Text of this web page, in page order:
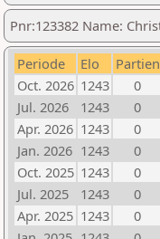
Pnr:123382 Name:
Periode Elo Partien
Oct. 2026 1243 0
Jul. 2026
1243 0
Apr. 2026 1243 0
Jan. 2026 1243 0
Oct. 2025 1243 0
Jul. 2025
1243 0
Apr. 2025 1243 0